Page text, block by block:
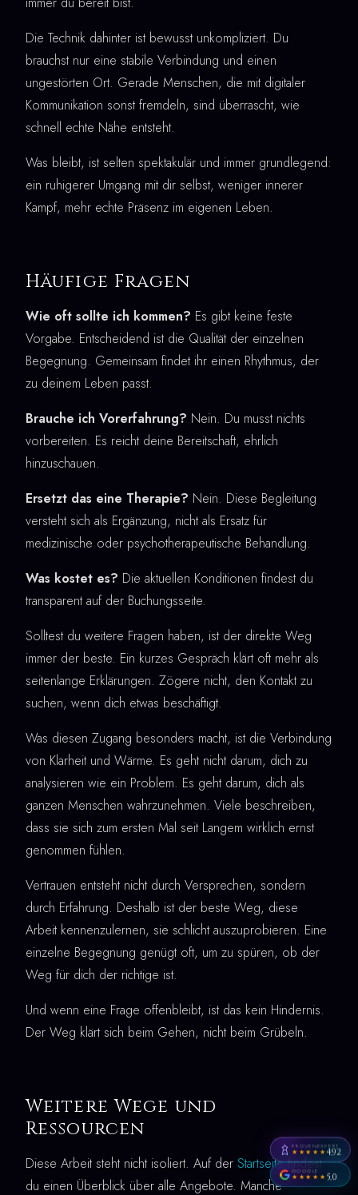
Die Technik dahinter ist bewusst unkompliziert. Du
brauchst nur eine stabile Verbindung und einen
ungestörten Ort. Gerade Menschen, die mit digitaler
Kommunikation sonst fremdeln, sind überrascht, wie
schnell echte Nähe entsteht.
Was bleibt, ist selten spektakulär und immer grundlegend:
ein ruhigerer Umgang mit dir selbst, weniger innerer
Kampf, mehr echte Präsenz im eigenen Leben.
Häufige Fragen
Wie oft sollte ich kommen? Es gibt keine feste
Vorgabe. Entscheidend ist die Qualität der einzelnen
Begegnung. Gemeinsam findet ihr einen Rhythmus, der
zu deinem Leben passt.
Brauche ich Vorerfahrung? Nein. Du musst nichts
vorbereiten. Es reicht deine Bereitschaft, ehrlich
hinzuschauen.
Ersetzt das eine Therapie? Nein. Diese Begleitung
versteht sich als Ergänzung, nicht als Ersatz für
medizinische oder psychotherapeutische Behandlung.
Was kostet es? Die aktuellen Konditionen findest du
transparent auf der Buchungsseite.
Solltest du weitere Fragen haben, ist der direkte Weg
immer der beste. Ein kurzes Gespräch klärt oft mehr als
seitenlange Erklärungen. Zögere nicht, den Kontakt zu
suchen, wenn dich etwas beschäftigt.
Was diesen Zugang besonders macht, ist die Verbindung
von Klarheit und Wärme. Es geht nicht darum, dich zu
analysieren wie ein Problem. Es geht darum, dich als
ganzen Menschen wahrzunehmen. Viele beschreiben,
dass sie sich zum ersten Mal seit Langem wirklich ernst
genommen fühlen.
Vertrauen entsteht nicht durch Versprechen, sondern
durch Erfahrung. Deshalb ist der beste Weg, diese
Arbeit kennenzulernen, sie schlicht auszuprobieren. Eine
einzelne Begegnung genügt oft, um zu spüren, ob der
Weg für dich der richtige ist.
Und wenn eine Frage offenbleibt, ist das kein Hindernis.
Der Weg klärt sich beim Gehen, nicht beim Grübeln.
Weitere Wege und
Ressourcen
Diese Arbeit steht nicht isoliert. Auf der Startseitefindest
du einen Überblick über alle Angebote. Manche
PROVENEXPERT
★★★★★4,92
GOOGLE
★★★★★5,0